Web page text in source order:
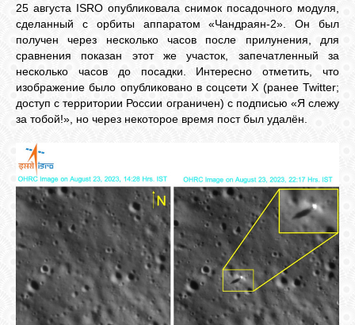
25 августа ISRO опубликовала снимок посадочного модуля,
сделанный с орбиты аппаратом «Чандраян-2». Он был
получен через несколько часов после прилунения, для
сравнения показан этот же участок, запечатленный за
несколько часов до посадки. Интересно отметить, что
изображение было опубликовано в соцсети X (ранее Twitter;
доступ с территории России ограничен) с подписью «Я слежу
за тобой!», но через некоторое время пост был удалён.